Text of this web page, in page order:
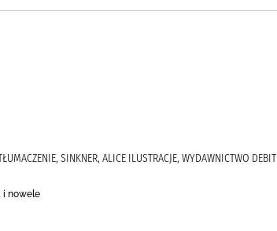
SINKNER, ALICE ILUSTRACJE, WYDAWNICTWO DEBIT
i nowele